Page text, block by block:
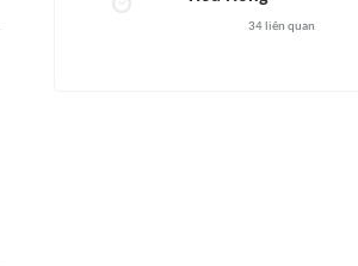
34liên quan